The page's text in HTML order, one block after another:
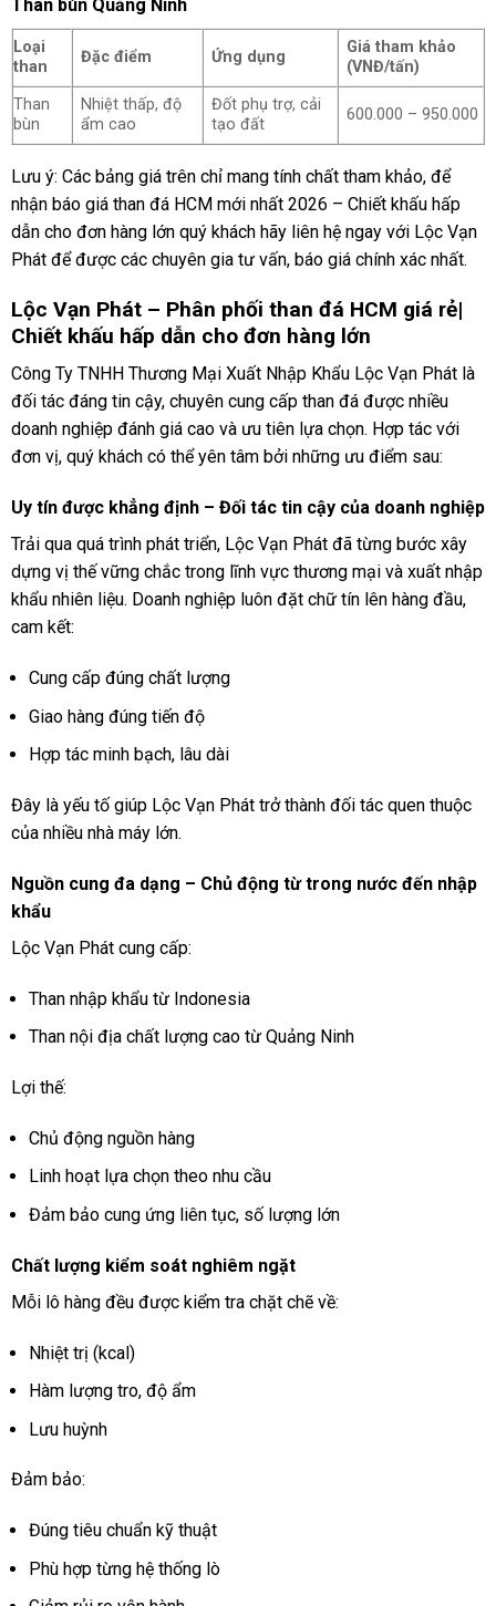
Than bùn Quảng Ninh
Loại
than
Đặc điểm Ứng dụng
Giá tham khảo
(VNĐ/tấn)
Than
bùn
Nhiệt thấp, độ
ẩm cao
Đốt phụ trợ, cải
tạo đất
600.000 – 950.000
Lưu ý: Các bảng giá trên chỉ mang tính chất tham khảo, để
nhận báo giá than đá HCM mới nhất 2026 – Chiết khấu hấp
dẫn cho đơn hàng lớn quý khách hãy liên hệ ngay với Lộc Vạn
Phát để được các chuyên gia tư vấn, báo giá chính xác nhất.
Lộc Vạn Phát – Phân phối than đá HCM giá rẻ|
Chiết khấu hấp dẫn cho đơn hàng lớn
Công Ty TNHH Thương Mại Xuất Nhập Khẩu Lộc Vạn Phát là
đối tác đáng tin cậy, chuyên cung cấp than đá được nhiều
doanh nghiệp đánh giá cao và ưu tiên lựa chọn. Hợp tác với
đơn vị, quý khách có thể yên tâm bởi những ưu điểm sau:
Uy tín được khẳng định – Đối tác tin cậy của doanh nghiệp
Trải qua quá trình phát triển, Lộc Vạn Phát đã từng bước xây
dựng vị thế vững chắc trong lĩnh vực thương mại và xuất nhập
khẩu nhiên liệu. Doanh nghiệp luôn đặt chữ tín lên hàng đầu,
cam kết:
Cung cấp đúng chất lượng
Giao hàng đúng tiến độ
Hợp tác minh bạch, lâu dài
Đây là yếu tố giúp Lộc Vạn Phát trở thành đối tác quen thuộc
của nhiều nhà máy lớn.
Nguồn cung đa dạng – Chủ động từ trong nước đến nhập
khẩu
Lộc Vạn Phát cung cấp:
Than nhập khẩu từ Indonesia
Than nội địa chất lượng cao từ Quảng Ninh
Lợi thế:
Chủ động nguồn hàng
Linh hoạt lựa chọn theo nhu cầu
Đảm bảo cung ứng liên tục, số lượng lớn
Chất lượng kiểm soát nghiêm ngặt
Mỗi lô hàng đều được kiểm tra chặt chẽ về:
Nhiệt trị (kcal)
Hàm lượng tro, độ ẩm
Lưu huỳnh
Đảm bảo:
Đúng tiêu chuẩn kỹ thuật
Phù hợp từng hệ thống lò